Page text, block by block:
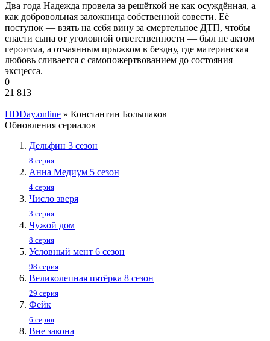
Два года Надежда провела за решёткой не как осуждённая, а
как добровольная заложница собственной совести. Её
поступок — взять на себя вину за смертельное ДТП, чтобы
спасти сына от уголовной ответственности — был не актом
героизма, а отчаянным прыжком в бездну, где материнская
любовь сливается с самопожертвованием до состояния
эксцесса.
0
21 813
HDDay.online » Константин Большаков
Обновления сериалов
Дельфин 3 сезон
8 серия
Анна Медиум 5 сезон
4 серия
Число зверя
3 серия
Чужой дом
8 серия
Условный мент 6 сезон
98 серия
Великолепная пятёрка 8 сезон
29 серия
Фейк
6 серия
Вне закона